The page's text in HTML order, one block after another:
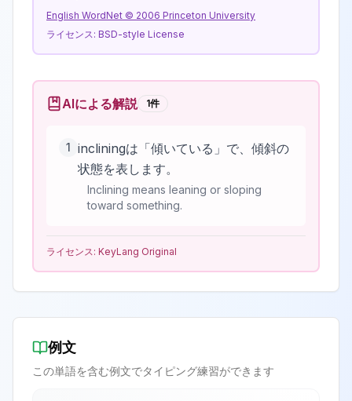
English WordNet © 2006 Princeton University
ライセンス: BSD-style License
AIによる解説 1件
1 incliningは「傾いている」で、傾斜の
状態を表します。
Inclining means leaning or sloping
toward something.
ライセンス: KeyLang Original
例文
この単語を含む例文でタイピング練習ができます